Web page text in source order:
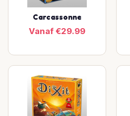
Carcassonne
Vanaf €29.99